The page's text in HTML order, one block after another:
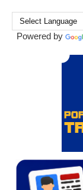
Powered by